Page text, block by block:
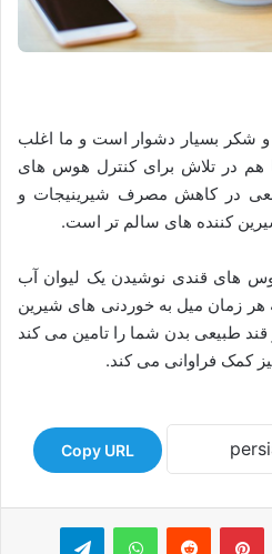
شکر بسیار دشوار است و ما اغلب
در تلاش برای کنترل هوس های
در کاهش مصرف شیرینیجات و
کننده های سالم تر است.
های قندی نوشیدن یک لیوان آب
زمان میل به خوردنی های شیرین
قند طبیعی بدن شما را تامین می کند
کمک فراوانی می کند.
Copy URL
‫پین‌ترست‫رددیت واتس آپ تلگرام